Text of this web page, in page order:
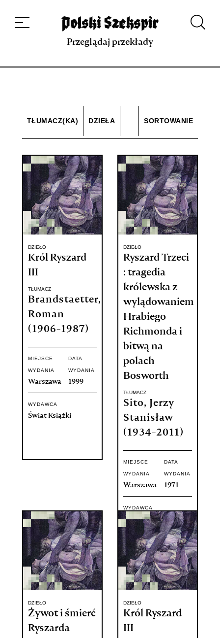
projekcie
Kontakt Indeks strony Aplikacja
Repozytorium XIX w.
Przeglądaj przekłady
TŁUMACZ(KA) DZIEŁA SORTOWANIE
DZIEŁO
Król Ryszard
III
TŁUMACZ
Brandstaetter,
Roman
(1906-1987)
MIEJSCE
WYDANIA
Warszawa
DATA
WYDANIA
1999
WYDAWCA
Świat Książki
DZIEŁO
Ryszard Trzeci
: tragedia
królewska z
wylądowaniem
Hrabiego
Richmonda i
bitwą na
polach
Bosworth
TŁUMACZ
Sito, Jerzy
Stanisław
(1934-2011)
MIEJSCE
WYDANIA
Warszawa
DATA
WYDANIA
1971
WYDAWCA
Państwowy
Instytut
Wydawniczy
DZIEŁO
Żywot i śmierć
Ryszarda
DZIEŁO
Król Ryszard
III